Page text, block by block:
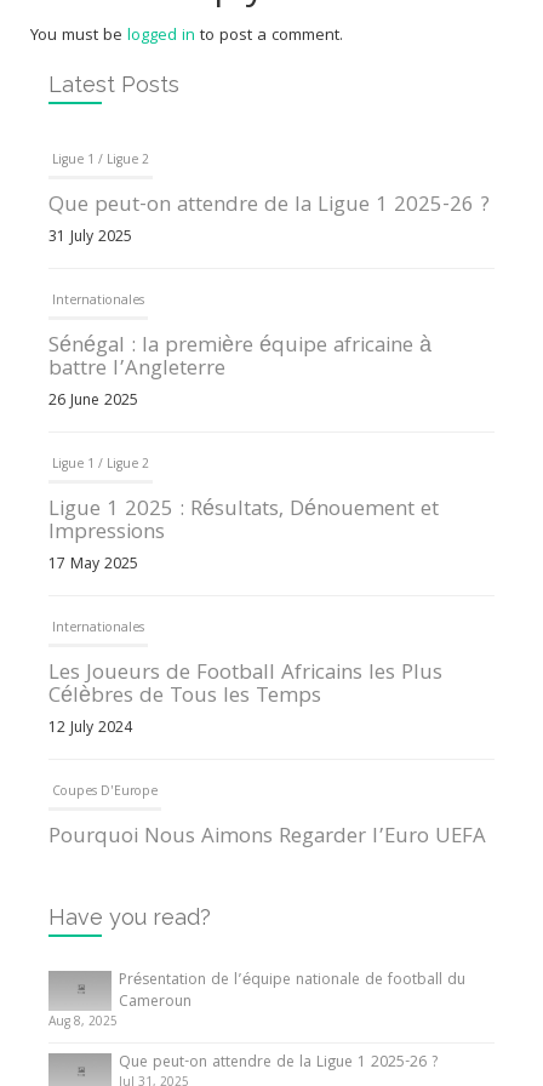
You must be logged in to post a comment.
Latest Posts
Ligue 1 / Ligue 2
Que peut-on attendre de la Ligue 1 2025-26 ?
31 July 2025
Internationales
Sénégal : la première équipe africaine à
battre l’Angleterre
26 June 2025
Ligue 1 / Ligue 2
Ligue 1 2025 : Résultats, Dénouement et
Impressions
17 May 2025
Internationales
Les Joueurs de Football Africains les Plus
Célèbres de Tous les Temps
12 July 2024
Coupes D'Europe
Pourquoi Nous Aimons Regarder l’Euro UEFA
Internationales
Tout ce que vous devez savoir sur la Coupe
d’Afrique des Nations
10 May 2024
Have you read?
Présentation de l’équipe nationale de football du
Cameroun
Aug 8, 2025
Que peut-on attendre de la Ligue 1 2025-26 ?